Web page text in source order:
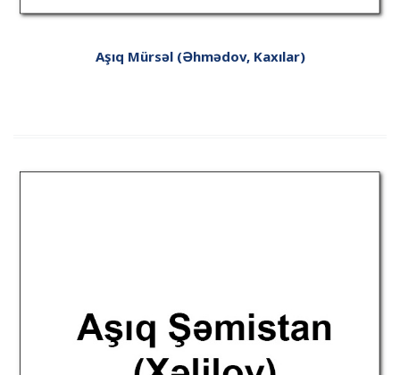
Aşıq Mürsəl (Əhmədov, Kaxılar)